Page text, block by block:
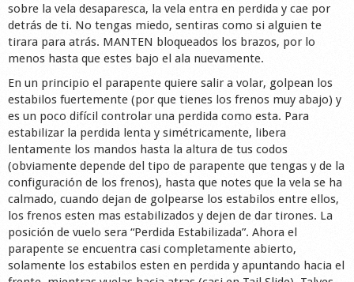
sobre la vela desaparesca, la vela entra en perdida y cae por
detrás de ti. No tengas miedo, sentiras como si alguien te
tirara para atrás. MANTEN bloqueados los brazos, por lo
menos hasta que estes bajo el ala nuevamente.
En un principio el parapente quiere salir a volar, golpean los
estabilos fuertemente (por que tienes los frenos muy abajo) y
es un poco difícil controlar una perdida como esta. Para
estabilizar la perdida lenta y simétricamente, libera
lentamente los mandos hasta la altura de tus codos
(obviamente depende del tipo de parapente que tengas y de la
configuración de los frenos), hasta que notes que la vela se ha
calmado, cuando dejan de golpearse los estabilos entre ellos,
los frenos esten mas estabilizados y dejen de dar tirones. La
posición de vuelo sera “Perdida Estabilizada”. Ahora el
parapente se encuentra casi completamente abierto,
solamente los estabilos esten en perdida y apuntando hacia el